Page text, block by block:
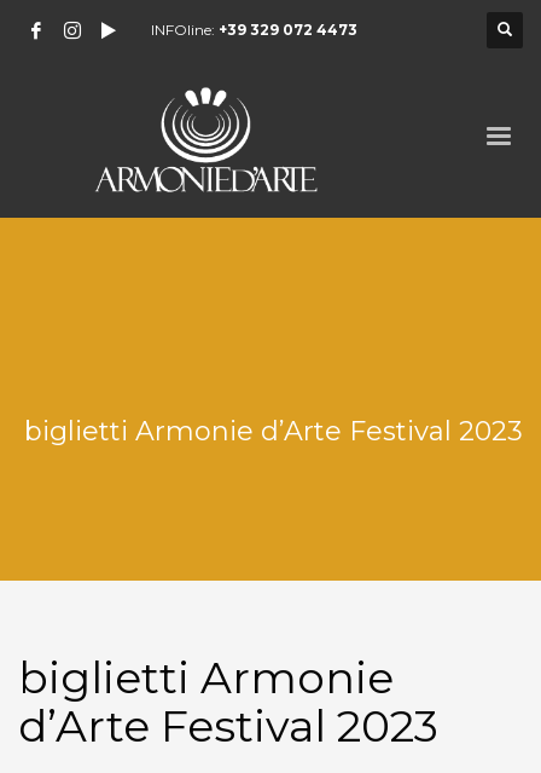
INFOline: +39 329 072 4473
biglietti Armonie d’Arte Festival 2023
biglietti Armonie
d’Arte Festival 2023